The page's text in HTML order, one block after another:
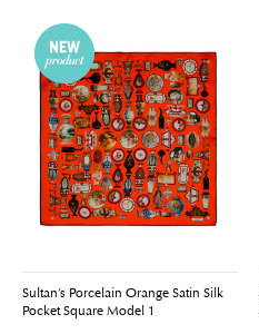
Sultan’s Porcelain Orange Satin Silk
Pocket Square Model 1